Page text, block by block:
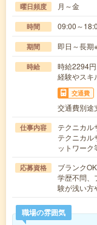
曜日頻度 月～金
時間 09:00～
期間 即日～長期
時給
時給2294
経験やスキ
交通費
交通費別途
仕事内容
テクニカル
テクニカル
ットワー
応募資格
ブランクOK
学歴不問、
験が浅い方
職場の雰囲気